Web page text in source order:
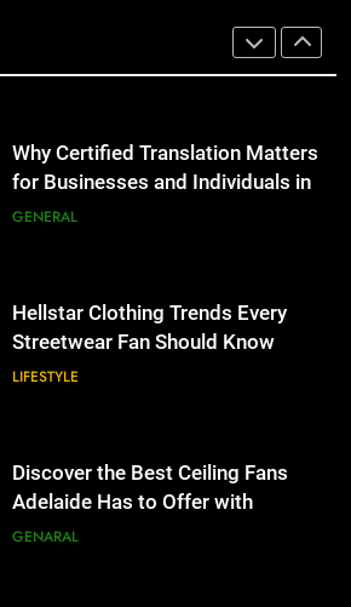
Benefits For Business Events and
Why Certified Translation Matters
for Businesses and Individuals in
the UK
GENERAL
Hellstar Clothing Trends Every
Streetwear Fan Should Know
LIFESTYLE
Discover the Best Ceiling Fans
Adelaide Has to Offer with
Lightspot
GENARAL